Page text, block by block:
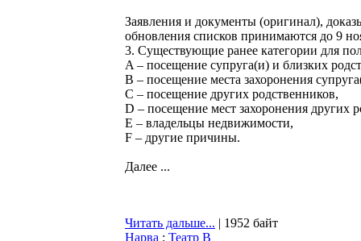
Заявления и документы (оригинал),
обновления списков принимаются до 9
3. Существующие ранее категории для
A – посещение супруга(и) и близких
B – посещение места захоронения
С – посещение других родственников,
D – посещение мест захоронения других
Е – владельцы недвижимости,
F – другие причины.
Далее ...
Читать дальше... | 1952 байт
Нарва : Театр В